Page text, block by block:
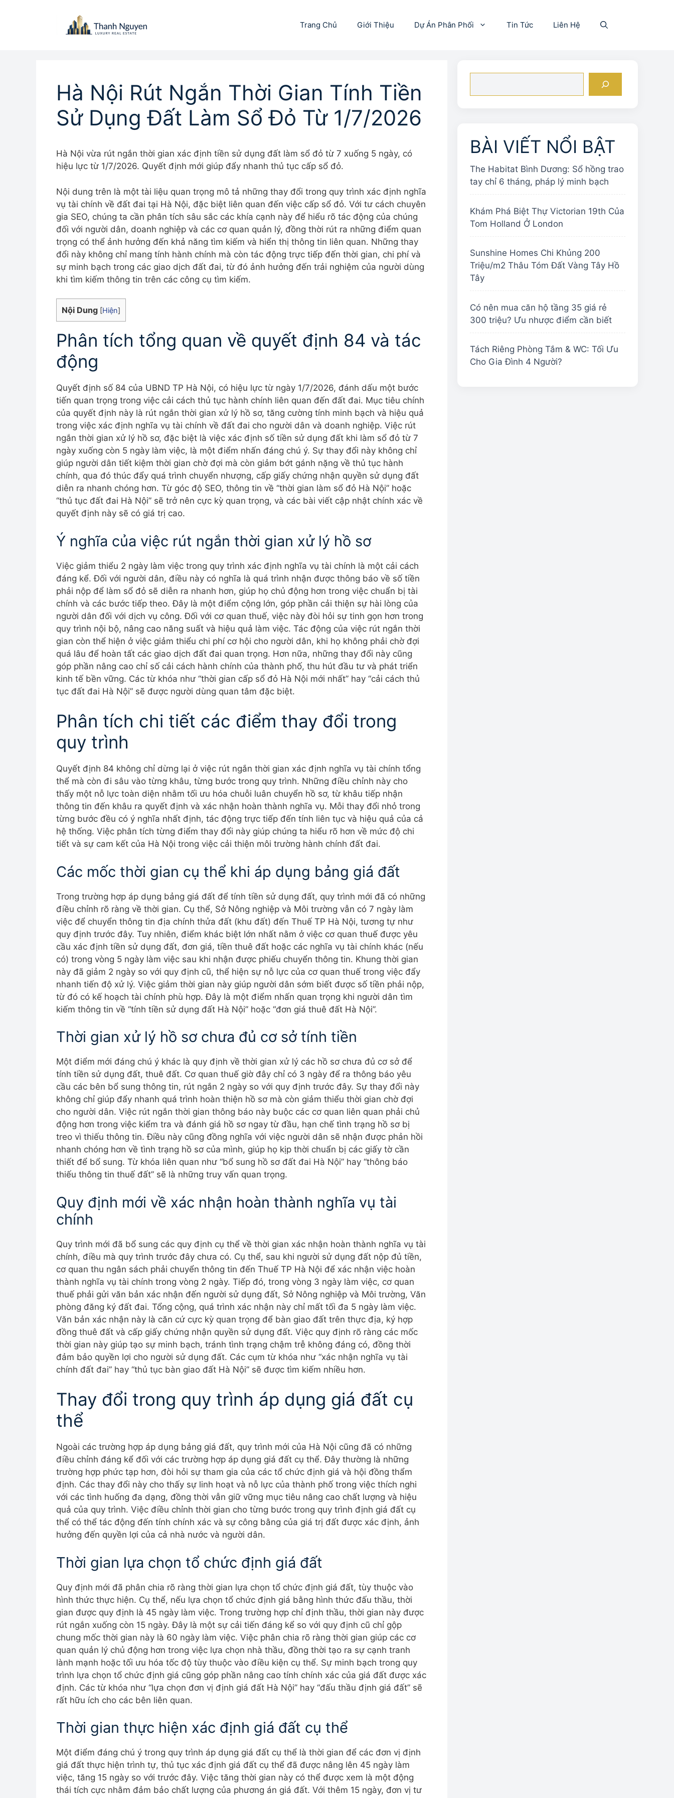
Trang Chủ Giới Thiệu Dự Án Phân Phối Tin Tức Liên Hệ
Hà Nội Rút Ngắn Thời Gian Tính Tiền
Sử Dụng Đất Làm Sổ Đỏ Từ 1/7/2026
Hà Nội vừa rút ngắn thời gian xác định tiền sử dụng đất làm sổ đỏ từ 7 xuống 5 ngày, có
hiệu lực từ 1/7/2026. Quyết định mới giúp đẩy nhanh thủ tục cấp sổ đỏ.
Nội dung trên là một tài liệu quan trọng mô tả những thay đổi trong quy trình xác định nghĩa
vụ tài chính về đất đai tại Hà Nội, đặc biệt liên quan đến việc cấp sổ đỏ. Với tư cách chuyên
gia SEO, chúng ta cần phân tích sâu sắc các khía cạnh này để hiểu rõ tác động của chúng
đối với người dân, doanh nghiệp và các cơ quan quản lý, đồng thời rút ra những điểm quan
trọng có thể ảnh hưởng đến khả năng tìm kiếm và hiển thị thông tin liên quan. Những thay
đổi này không chỉ mang tính hành chính mà còn tác động trực tiếp đến thời gian, chi phí và
sự minh bạch trong các giao dịch đất đai, từ đó ảnh hưởng đến trải nghiệm của người dùng
khi tìm kiếm thông tin trên các công cụ tìm kiếm.
Nội Dung [Hiện]
Phân tích tổng quan về quyết định 84 và tác
động
Quyết định số 84 của UBND TP Hà Nội, có hiệu lực từ ngày 1/7/2026, đánh dấu một bước
tiến quan trọng trong việc cải cách thủ tục hành chính liên quan đến đất đai. Mục tiêu chính
của quyết định này là rút ngắn thời gian xử lý hồ sơ, tăng cường tính minh bạch và hiệu quả
trong việc xác định nghĩa vụ tài chính về đất đai cho người dân và doanh nghiệp. Việc rút
ngắn thời gian xử lý hồ sơ, đặc biệt là việc xác định số tiền sử dụng đất khi làm sổ đỏ từ 7
ngày xuống còn 5 ngày làm việc, là một điểm nhấn đáng chú ý. Sự thay đổi này không chỉ
giúp người dân tiết kiệm thời gian chờ đợi mà còn giảm bớt gánh nặng về thủ tục hành
chính, qua đó thúc đẩy quá trình chuyển nhượng, cấp giấy chứng nhận quyền sử dụng đất
diễn ra nhanh chóng hơn. Từ góc độ SEO, thông tin về “thời gian làm sổ đỏ Hà Nội” hoặc
“thủ tục đất đai Hà Nội” sẽ trở nên cực kỳ quan trọng, và các bài viết cập nhật chính xác về
quyết định này sẽ có giá trị cao.
Ý nghĩa của việc rút ngắn thời gian xử lý hồ sơ
Việc giảm thiểu 2 ngày làm việc trong quy trình xác định nghĩa vụ tài chính là một cải cách
đáng kể. Đối với người dân, điều này có nghĩa là quá trình nhận được thông báo về số tiền
phải nộp để làm sổ đỏ sẽ diễn ra nhanh hơn, giúp họ chủ động hơn trong việc chuẩn bị tài
chính và các bước tiếp theo. Đây là một điểm cộng lớn, góp phần cải thiện sự hài lòng của
người dân đối với dịch vụ công. Đối với cơ quan thuế, việc này đòi hỏi sự tinh gọn hơn trong
quy trình nội bộ, nâng cao năng suất và hiệu quả làm việc. Tác động của việc rút ngắn thời
gian còn thể hiện ở việc giảm thiểu chi phí cơ hội cho người dân, khi họ không phải chờ đợi
quá lâu để hoàn tất các giao dịch đất đai quan trọng. Hơn nữa, những thay đổi này cũng
góp phần nâng cao chỉ số cải cách hành chính của thành phố, thu hút đầu tư và phát triển
kinh tế bền vững. Các từ khóa như “thời gian cấp sổ đỏ Hà Nội mới nhất” hay “cải cách thủ
tục đất đai Hà Nội” sẽ được người dùng quan tâm đặc biệt.
Phân tích chi tiết các điểm thay đổi trong
quy trình
Quyết định 84 không chỉ dừng lại ở việc rút ngắn thời gian xác định nghĩa vụ tài chính tổng
thể mà còn đi sâu vào từng khâu, từng bước trong quy trình. Những điều chỉnh này cho
thấy một nỗ lực toàn diện nhằm tối ưu hóa chuỗi luân chuyển hồ sơ, từ khâu tiếp nhận
thông tin đến khâu ra quyết định và xác nhận hoàn thành nghĩa vụ. Mỗi thay đổi nhỏ trong
từng bước đều có ý nghĩa nhất định, tác động trực tiếp đến tính liên tục và hiệu quả của cả
hệ thống. Việc phân tích từng điểm thay đổi này giúp chúng ta hiểu rõ hơn về mức độ chi
tiết và sự cam kết của Hà Nội trong việc cải thiện môi trường hành chính đất đai.
Các mốc thời gian cụ thể khi áp dụng bảng giá đất
Trong trường hợp áp dụng bảng giá đất để tính tiền sử dụng đất, quy trình mới đã có những
điều chỉnh rõ ràng về thời gian. Cụ thể, Sở Nông nghiệp và Môi trường vẫn có 7 ngày làm
việc để chuyển thông tin địa chính thửa đất (khu đất) đến Thuế TP Hà Nội, tương tự như
quy định trước đây. Tuy nhiên, điểm khác biệt lớn nhất nằm ở việc cơ quan thuế được yêu
cầu xác định tiền sử dụng đất, đơn giá, tiền thuê đất hoặc các nghĩa vụ tài chính khác (nếu
có) trong vòng 5 ngày làm việc sau khi nhận được phiếu chuyển thông tin. Khung thời gian
này đã giảm 2 ngày so với quy định cũ, thể hiện sự nỗ lực của cơ quan thuế trong việc đẩy
nhanh tiến độ xử lý. Việc giảm thời gian này giúp người dân sớm biết được số tiền phải nộp,
từ đó có kế hoạch tài chính phù hợp. Đây là một điểm nhấn quan trọng khi người dân tìm
kiếm thông tin về “tính tiền sử dụng đất Hà Nội” hoặc “đơn giá thuê đất Hà Nội”.
Thời gian xử lý hồ sơ chưa đủ cơ sở tính tiền
Một điểm mới đáng chú ý khác là quy định về thời gian xử lý các hồ sơ chưa đủ cơ sở để
tính tiền sử dụng đất, thuê đất. Cơ quan thuế giờ đây chỉ có 3 ngày để ra thông báo yêu
cầu các bên bổ sung thông tin, rút ngắn 2 ngày so với quy định trước đây. Sự thay đổi này
không chỉ giúp đẩy nhanh quá trình hoàn thiện hồ sơ mà còn giảm thiểu thời gian chờ đợi
cho người dân. Việc rút ngắn thời gian thông báo này buộc các cơ quan liên quan phải chủ
động hơn trong việc kiểm tra và đánh giá hồ sơ ngay từ đầu, hạn chế tình trạng hồ sơ bị
treo vì thiếu thông tin. Điều này cũng đồng nghĩa với việc người dân sẽ nhận được phản hồi
nhanh chóng hơn về tình trạng hồ sơ của mình, giúp họ kịp thời chuẩn bị các giấy tờ cần
thiết để bổ sung. Từ khóa liên quan như “bổ sung hồ sơ đất đai Hà Nội” hay “thông báo
thiếu thông tin thuế đất” sẽ là những truy vấn quan trọng.
Quy định mới về xác nhận hoàn thành nghĩa vụ tài
chính
Quy trình mới đã bổ sung các quy định cụ thể về thời gian xác nhận hoàn thành nghĩa vụ tài
chính, điều mà quy trình trước đây chưa có. Cụ thể, sau khi người sử dụng đất nộp đủ tiền,
cơ quan thu ngân sách phải chuyển thông tin đến Thuế TP Hà Nội để xác nhận việc hoàn
thành nghĩa vụ tài chính trong vòng 2 ngày. Tiếp đó, trong vòng 3 ngày làm việc, cơ quan
thuế phải gửi văn bản xác nhận đến người sử dụng đất, Sở Nông nghiệp và Môi trường, Văn
phòng đăng ký đất đai. Tổng cộng, quá trình xác nhận này chỉ mất tối đa 5 ngày làm việc.
Văn bản xác nhận này là căn cứ cực kỳ quan trọng để bàn giao đất trên thực địa, ký hợp
đồng thuê đất và cấp giấy chứng nhận quyền sử dụng đất. Việc quy định rõ ràng các mốc
thời gian này giúp tạo sự minh bạch, tránh tình trạng chậm trễ không đáng có, đồng thời
đảm bảo quyền lợi cho người sử dụng đất. Các cụm từ khóa như “xác nhận nghĩa vụ tài
chính đất đai” hay “thủ tục bàn giao đất Hà Nội” sẽ được tìm kiếm nhiều hơn.
Thay đổi trong quy trình áp dụng giá đất cụ
thể
Ngoài các trường hợp áp dụng bảng giá đất, quy trình mới của Hà Nội cũng đã có những
điều chỉnh đáng kể đối với các trường hợp áp dụng giá đất cụ thể. Đây thường là những
trường hợp phức tạp hơn, đòi hỏi sự tham gia của các tổ chức định giá và hội đồng thẩm
định. Các thay đổi này cho thấy sự linh hoạt và nỗ lực của thành phố trong việc thích nghi
với các tình huống đa dạng, đồng thời vẫn giữ vững mục tiêu nâng cao chất lượng và hiệu
quả của quy trình. Việc điều chỉnh thời gian cho từng bước trong quy trình định giá đất cụ
thể có thể tác động đến tính chính xác và sự công bằng của giá trị đất được xác định, ảnh
hưởng đến quyền lợi của cả nhà nước và người dân.
Thời gian lựa chọn tổ chức định giá đất
Quy định mới đã phân chia rõ ràng thời gian lựa chọn tổ chức định giá đất, tùy thuộc vào
hình thức thực hiện. Cụ thể, nếu lựa chọn tổ chức định giá bằng hình thức đấu thầu, thời
gian được quy định là 45 ngày làm việc. Trong trường hợp chỉ định thầu, thời gian này được
rút ngắn xuống còn 15 ngày. Đây là một sự cải tiến đáng kể so với quy định cũ chỉ gộp
chung mốc thời gian này là 60 ngày làm việc. Việc phân chia rõ ràng thời gian giúp các cơ
quan quản lý chủ động hơn trong việc lựa chọn nhà thầu, đồng thời tạo ra sự cạnh tranh
lành mạnh hoặc tối ưu hóa tốc độ tùy thuộc vào điều kiện cụ thể. Sự minh bạch trong quy
trình lựa chọn tổ chức định giá cũng góp phần nâng cao tính chính xác của giá đất được xác
định. Các từ khóa như “lựa chọn đơn vị định giá đất Hà Nội” hay “đấu thầu định giá đất” sẽ
rất hữu ích cho các bên liên quan.
Thời gian thực hiện xác định giá đất cụ thể
Một điểm đáng chú ý trong quy trình áp dụng giá đất cụ thể là thời gian để các đơn vị định
giá đất thực hiện trình tự, thủ tục xác định giá đất cụ thể đã được nâng lên 45 ngày làm
việc, tăng 15 ngày so với trước đây. Việc tăng thời gian này có thể được xem là một động
thái tích cực nhằm đảm bảo chất lượng của phương án giá đất. Với thêm 15 ngày, đơn vị tư
BÀI VIẾT NỔI BẬT
The Habitat Bình Dương: Sổ hồng trao
tay chỉ 6 tháng, pháp lý minh bạch
Khám Phá Biệt Thự Victorian 19th Của
Tom Holland Ở London
Sunshine Homes Chi Khủng 200
Triệu/m2 Thâu Tóm Đất Vàng Tây Hồ
Tây
Có nên mua căn hộ tầng 35 giá rẻ
300 triệu? Ưu nhược điểm cần biết
Tách Riêng Phòng Tắm & WC: Tối Ưu
Cho Gia Đình 4 Người?